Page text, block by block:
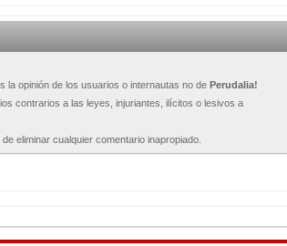
la opinión de los usuarios o internautas no dePerudalia!
contrarios a las leyes, injuriantes, ilícitos o lesivos a
eliminar cualquier comentario inapropiado.